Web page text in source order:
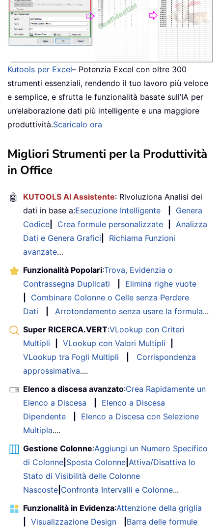
Kutools per Excel– Potenzia Excel con oltre 300
strumenti essenziali, rendendo il tuo lavoro più veloce
e semplice, e sfrutta le funzionalità basate sull’IA per
un’elaborazione dati più intelligente e una maggiore
produttività.Scaricalo ora
Migliori Strumenti per la Produttività
in Office
🤖 KUTOOLS AI Assistente: Rivoluziona Analisi dei
dati in base a:Esecuzione Intelligente
Genera
Codice
Crea formule personalizzate
Analizza
Dati e Genera Grafici
Richiama Funzioni
avanzate…
Funzionalità Popolari:Trova, Evidenzia o
Contrassegna Duplicati
Elimina righe vuote
Combinare Colonne o Celle senza Perdere
Dati
Arrotondamento senza usare la formula...
Super RICERCA.VERT:VLookup con Criteri
Multipli
VLookup con Valori Multipli
VLookup tra Fogli Multipli
Corrispondenza
approssimativa....
Elenco a discesa avanzato:Crea Rapidamente un
Elenco a Discesa
Elenco a Discesa
Dipendente
Elenco a Discesa con Selezione
Multipla....
Gestione Colonne:Aggiungi un Numero Specifico
di Colonne Sposta Colonne Attiva/Disattiva lo
Stato di Visibilità delle Colonne
Nascoste Confronta Intervalli e Colonne...
Funzionalità in Evidenza:Attenzione della griglia
Visualizzazione Design
Barra delle formule